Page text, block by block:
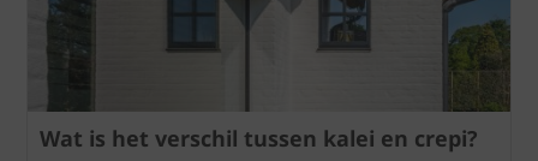
Wat is het verschil tussen kalei en crepi?